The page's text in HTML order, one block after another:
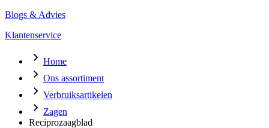
Blogs & Advies
Klantenservice
Home
Ons assortiment
Verbruiksartikelen
Zagen
Reciprozaagblad